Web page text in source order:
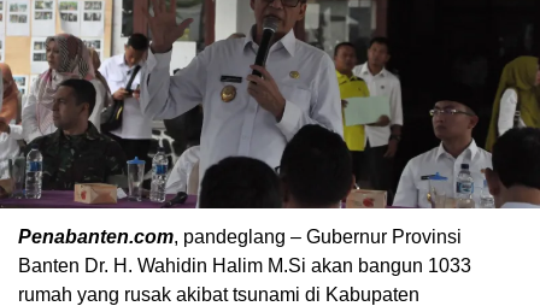
Penabanten.com, pandeglang – Gubernur Provinsi
Banten Dr. H. Wahidin Halim M.Si akan bangun 1033
rumah yang rusak akibat tsunami di Kabupaten